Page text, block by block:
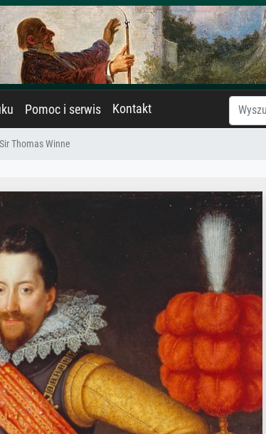
Pomoc i serwis Kontakt
Sir Thomas Winne